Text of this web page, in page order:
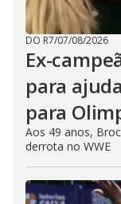
DO R7/07/08/2026
Ex-
para
para
Aos 49 anos,
derrota no WWE